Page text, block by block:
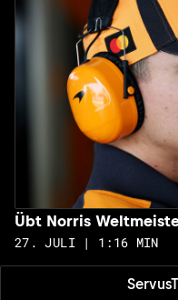
Übt Norris
27. JULI | 1:16 MIN